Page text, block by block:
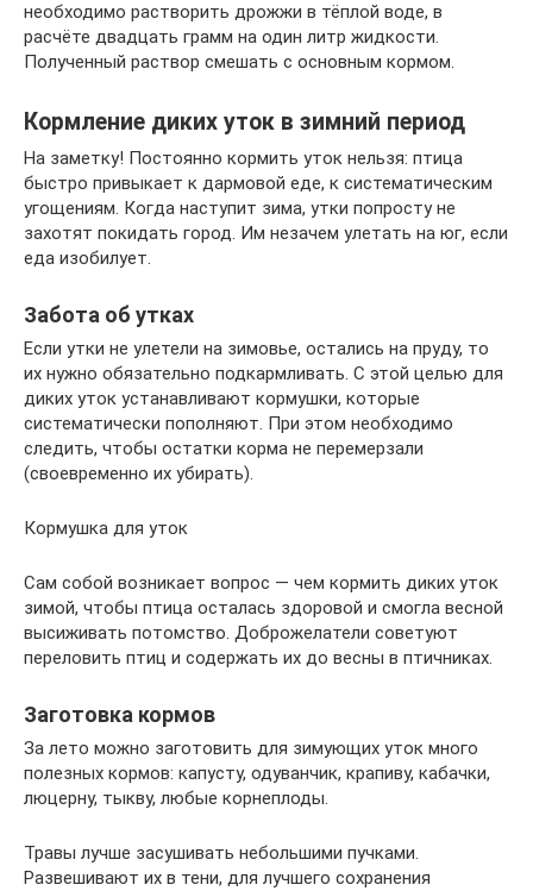
необходимо растворить дрожжи в тёплой воде, в
расчёте двадцать грамм на один литр жидкости.
Полученный раствор смешать с основным кормом.
Кормление диких уток в зимний период
На заметку! Постоянно кормить уток нельзя: птица
быстро привыкает к дармовой еде, к систематическим
угощениям. Когда наступит зима, утки попросту не
захотят покидать город. Им незачем улетать на юг, если
еда изобилует.
Забота об утках
Если утки не улетели на зимовье, остались на пруду, то
их нужно обязательно подкармливать. С этой целью для
диких уток устанавливают кормушки, которые
систематически пополняют. При этом необходимо
следить, чтобы остатки корма не перемерзали
(своевременно их убирать).
Кормушка для уток
Сам собой возникает вопрос — чем кормить диких уток
зимой, чтобы птица осталась здоровой и смогла весной
высиживать потомство. Доброжелатели советуют
переловить птиц и содержать их до весны в птичниках.
Заготовка кормов
За лето можно заготовить для зимующих уток много
полезных кормов: капусту, одуванчик, крапиву, кабачки,
люцерну, тыкву, любые корнеплоды.
Травы лучше засушивать небольшими пучками.
Развешивают их в тени, для лучшего сохранения